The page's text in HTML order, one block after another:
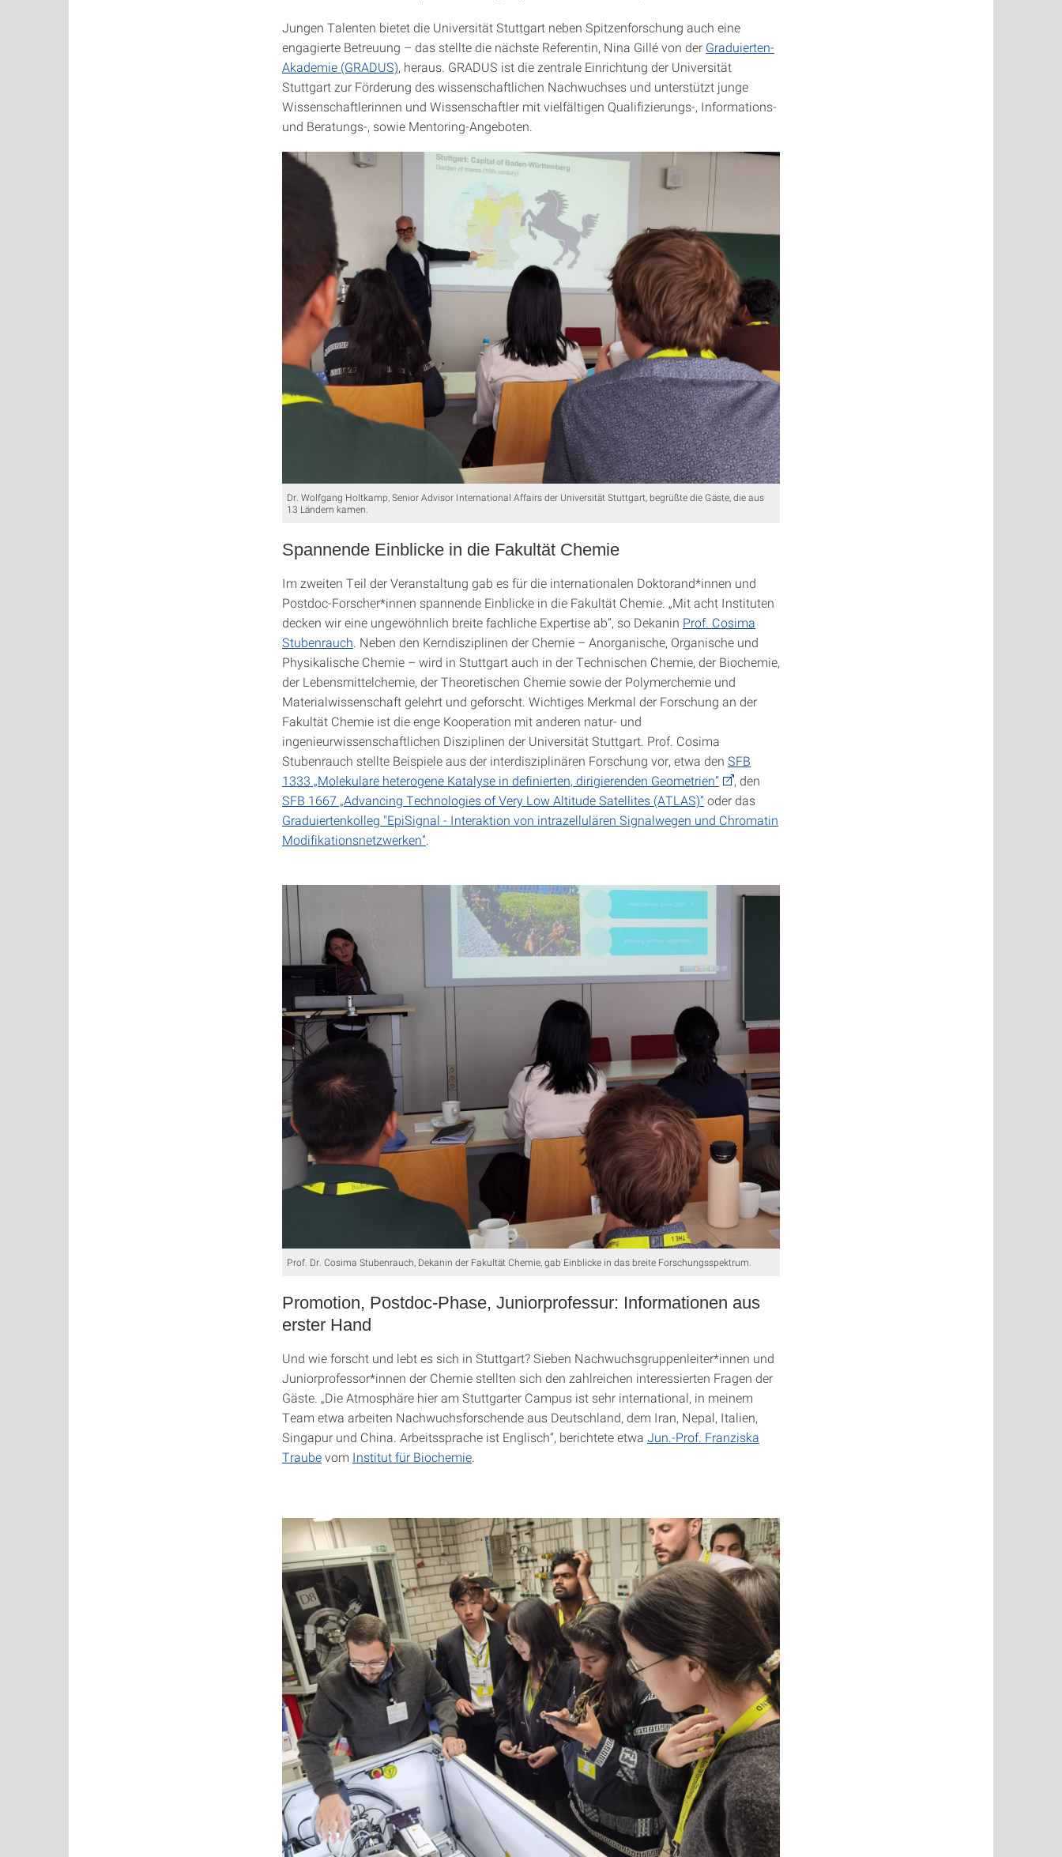
Jungen Talenten bietet die Universität Stuttgart neben Spitzenforschung auch eine
engagierte Betreuung – das stellte die nächste Referentin, Nina Gillé von der Graduierten-
Akademie (GRADUS), heraus. GRADUS ist die zentrale Einrichtung der Universität
Stuttgart zur Förderung des wissenschaftlichen Nachwuchses und unterstützt junge
Wissenschaftlerinnen und Wissenschaftler mit vielfältigen Qualifizierungs-, Informations-
und Beratungs-, sowie Mentoring-Angeboten.
Dr. Wolfgang Holtkamp, Senior Advisor International Affairs der Universität Stuttgart, begrüßte die Gäste, die aus
13 Ländern kamen.
Spannende Einblicke in die Fakultät Chemie
Im zweiten Teil der Veranstaltung gab es für die internationalen Doktorand*innen und
Postdoc-Forscher*innen spannende Einblicke in die Fakultät Chemie. „Mit acht Instituten
decken wir eine ungewöhnlich breite fachliche Expertise ab“, so Dekanin Prof. Cosima
Stubenrauch . Neben den Kerndisziplinen der Chemie – Anorganische, Organische und
Physikalische Chemie – wird in Stuttgart auch in der Technischen Chemie, der Biochemie,
der Lebensmittelchemie, der Theoretischen Chemie sowie der Polymerchemie und
Materialwissenschaft gelehrt und geforscht. Wichtiges Merkmal der Forschung an der
Fakultät Chemie ist die enge Kooperation mit anderen natur- und
ingenieurwissenschaftlichen Disziplinen der Universität Stuttgart. Prof. Cosima
Stubenrauch stellte Beispiele aus der interdisziplinären Forschung vor, etwa den SFB
1333 „Molekulare heterogene Katalyse in definierten, dirigierenden Geometrien“
, den
SFB 1667 „Advancing Technologies of Very Low Altitude Satellites (ATLAS)“oder das
Graduiertenkolleg "EpiSignal - Interaktion von intrazellulären Signalwegen und Chromatin
Modifikationsnetzwerken"
Prof. Dr. Cosima Stubenrauch, Dekanin der Fakultät Chemie, gab Einblicke in das breite Forschungsspektrum.
Promotion, Postdoc-Phase, Juniorprofessur: Informationen aus
erster Hand
Und wie forscht und lebt es sich in Stuttgart? Sieben Nachwuchsgruppenleiter*innen und
Juniorprofessor*innen der Chemie stellten sich den zahlreichen interessierten Fragen der
Gäste. „Die Atmosphäre hier am Stuttgarter Campus ist sehr international, in meinem
Team etwa arbeiten Nachwuchsforschende aus Deutschland, dem Iran, Nepal, Italien,
Singapur und China. Arbeitssprache ist Englisch“, berichtete etwa Jun.-Prof. Franziska
Traubevom Institut für Biochemie.